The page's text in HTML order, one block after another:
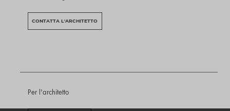
CONTATTA L'ARCHITETTO
Per l'architetto